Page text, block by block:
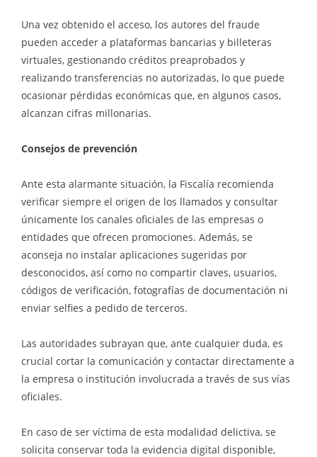
Una vez obtenido el acceso, los autores del fraude
pueden acceder a plataformas bancarias y billeteras
virtuales, gestionando créditos preaprobados y
realizando transferencias no autorizadas, lo que puede
ocasionar pérdidas económicas que, en algunos casos,
alcanzan cifras millonarias.
Consejos de prevención
Ante esta alarmante situación, la Fiscalía recomienda
verificar siempre el origen de los llamados y consultar
únicamente los canales oficiales de las empresas o
entidades que ofrecen promociones. Además, se
aconseja no instalar aplicaciones sugeridas por
desconocidos, así como no compartir claves, usuarios,
códigos de verificación, fotografías de documentación ni
enviar selfies a pedido de terceros.
Las autoridades subrayan que, ante cualquier duda, es
crucial cortar la comunicación y contactar directamente a
la empresa o institución involucrada a través de sus vías
oficiales.
En caso de ser víctima de esta modalidad delictiva, se
solicita conservar toda la evidencia digital disponible,